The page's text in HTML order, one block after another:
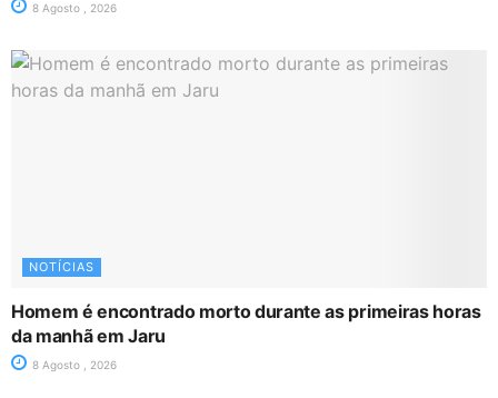
8 Agosto , 2026
NOTÍCIAS
Homem é encontrado morto durante as primeiras horas
da manhã em Jaru
8 Agosto , 2026